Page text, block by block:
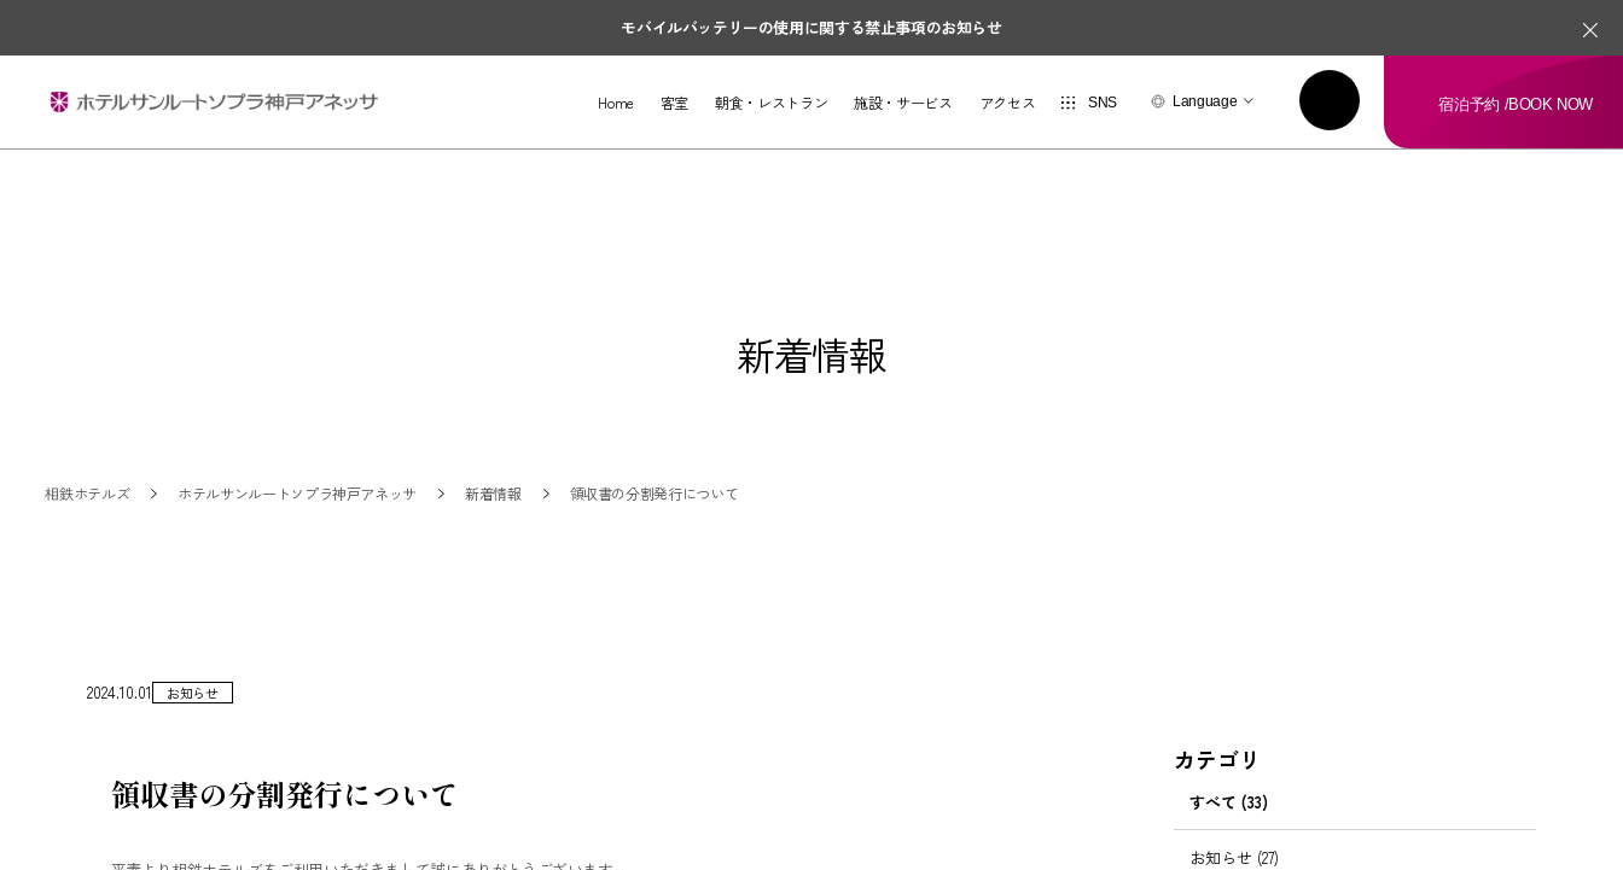
モバイルバッテリーの使用に関する禁止事項のお知らせ
Home 客室 朝食・レストラン 施設・サービス アクセス SNS Language 宿泊予約 /BOOK NOW
新着情報
相鉄ホテルズ ホテルサンルートソプラ神戸アネッサ 新着情報 領収書の分割発行について
2024.10.01 お知らせ
領収書の分割発行について
カテゴリ
すべて (33)
お知らせ (27)